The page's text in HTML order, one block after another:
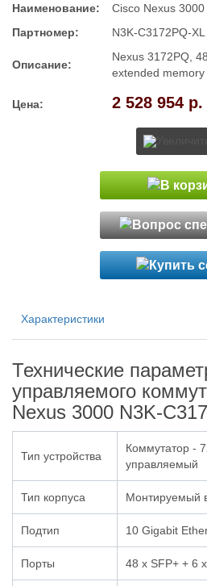
Наименование:
Cisco Nexus 3000
Партномер:
N3K-C3172PQ-XL
Описание:
Nexus 3172PQ,
extended memory
Цена: 2 528 954 р.
Характеристики
Технические
управляемого
Nexus 3000 N3K-
Тип устройства
Коммутатор -
управляемый
Тип корпуса Монтируемый
Подтип 10 Gigabit
Порты 48 x SFP+ + 6